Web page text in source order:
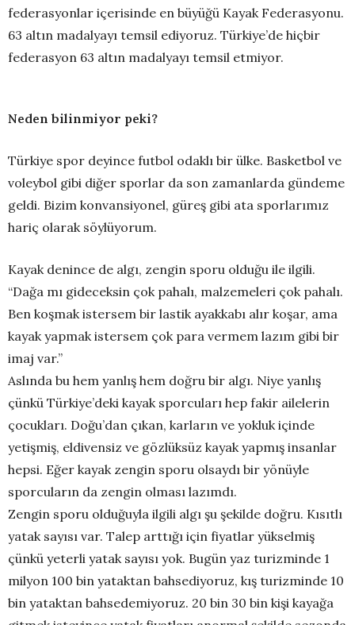
federasyonlar içerisinde en büyüğü Kayak Federasyonu.
63 altın madalyayı temsil ediyoruz. Türkiye’de hiçbir
federasyon 63 altın madalyayı temsil etmiyor.
Neden bilinmiyor peki?
Türkiye spor deyince futbol odaklı bir ülke. Basketbol ve
voleybol gibi diğer sporlar da son zamanlarda gündeme
geldi. Bizim konvansiyonel, güreş gibi ata sporlarımız
hariç olarak söylüyorum.
Kayak denince de algı, zengin sporu olduğu ile ilgili.
“Dağa mı gideceksin çok pahalı, malzemeleri çok pahalı.
Ben koşmak istersem bir lastik ayakkabı alır koşar, ama
kayak yapmak istersem çok para vermem lazım gibi bir
imaj var.”
Aslında bu hem yanlış hem doğru bir algı. Niye yanlış
çünkü Türkiye’deki kayak sporcuları hep fakir ailelerin
çocukları. Doğu’dan çıkan, karların ve yokluk içinde
yetişmiş, eldivensiz ve gözlüksüz kayak yapmış insanlar
hepsi. Eğer kayak zengin sporu olsaydı bir yönüyle
sporcuların da zengin olması lazımdı.
Zengin sporu olduğuyla ilgili algı şu şekilde doğru. Kısıtlı
yatak sayısı var. Talep arttığı için fiyatlar yükselmiş
çünkü yeterli yatak sayısı yok. Bugün yaz turizminde 1
milyon 100 bin yataktan bahsediyoruz, kış turizminde 10
bin yataktan bahsedemiyoruz. 20 bin 30 bin kişi kayağa